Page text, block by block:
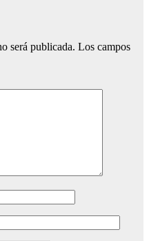
será publicada. Los campos